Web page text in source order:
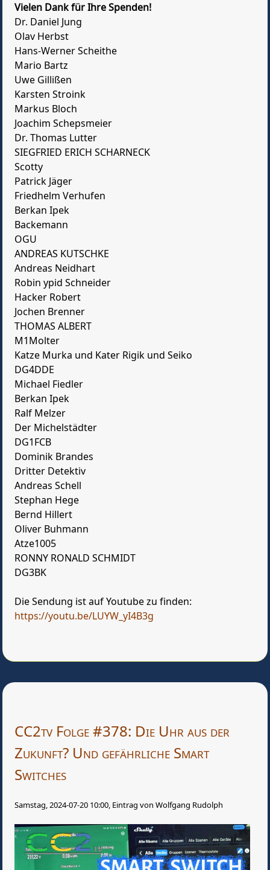
Vielen Dank für Ihre Spenden!
Dr. Daniel Jung
Olav Herbst
Hans-Werner Scheithe
Mario Bartz
Uwe Gillißen
Karsten Stroink
Markus Bloch
Joachim Schepsmeier
Dr. Thomas Lutter
SIEGFRIED ERICH SCHARNECK
Scotty
Patrick Jäger
Friedhelm Verhufen
Berkan Ipek
Backemann
OGU
ANDREAS KUTSCHKE
Andreas Neidhart
Robin ypid Schneider
Hacker Robert
Jochen Brenner
THOMAS ALBERT
M1Molter
Katze Murka und Kater Rigik und Seiko
DG4DDE
Michael Fiedler
Berkan Ipek
Ralf Melzer
Der Michelstädter
DG1FCB
Dominik Brandes
Dritter Detektiv
Andreas Schell
Stephan Hege
Bernd Hillert
Oliver Buhmann
Atze1005
RONNY RONALD SCHMIDT
DG3BK
Die Sendung ist auf Youtube zu finden:
https://youtu.be/LUYW_yI4B3g
CC2tv Folge #378: Die Uhr aus der
Zukunft? Und gefährliche Smart
Switches
Samstag, 2024-07-20 10:00, Eintrag von Wolfgang Rudolph